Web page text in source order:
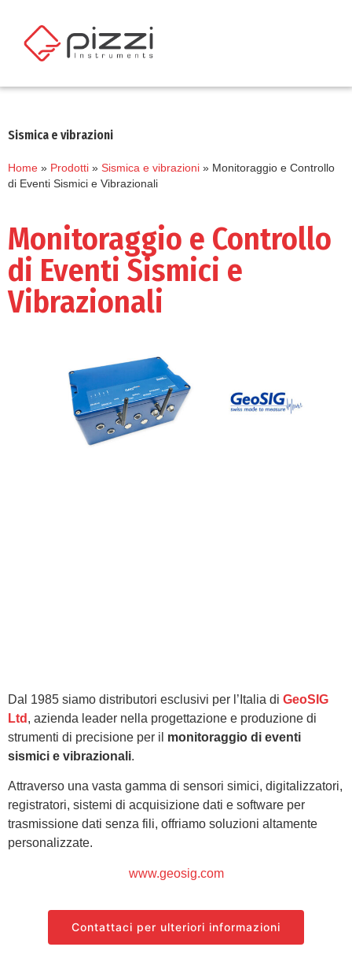
Sismica e vibrazioni
Home » Prodotti » Sismica e vibrazioni » Monitoraggio e Controllo
di Eventi Sismici e Vibrazionali
Monitoraggio e Controllo
di Eventi Sismici e
Vibrazionali
Dal 1985 siamo distributori esclusivi per l’Italia di GeoSIG
Ltd , azienda leader nella progettazione e produzione di
strumenti di precisione per il monitoraggio di eventi
sismici e vibrazionali.
Attraverso una vasta gamma di sensori simici, digitalizzatori,
registratori, sistemi di acquisizione dati e software per
trasmissione dati senza fili, offriamo soluzioni altamente
personalizzate.
www.geosig.com
Contattaci per ulteriori informazioni